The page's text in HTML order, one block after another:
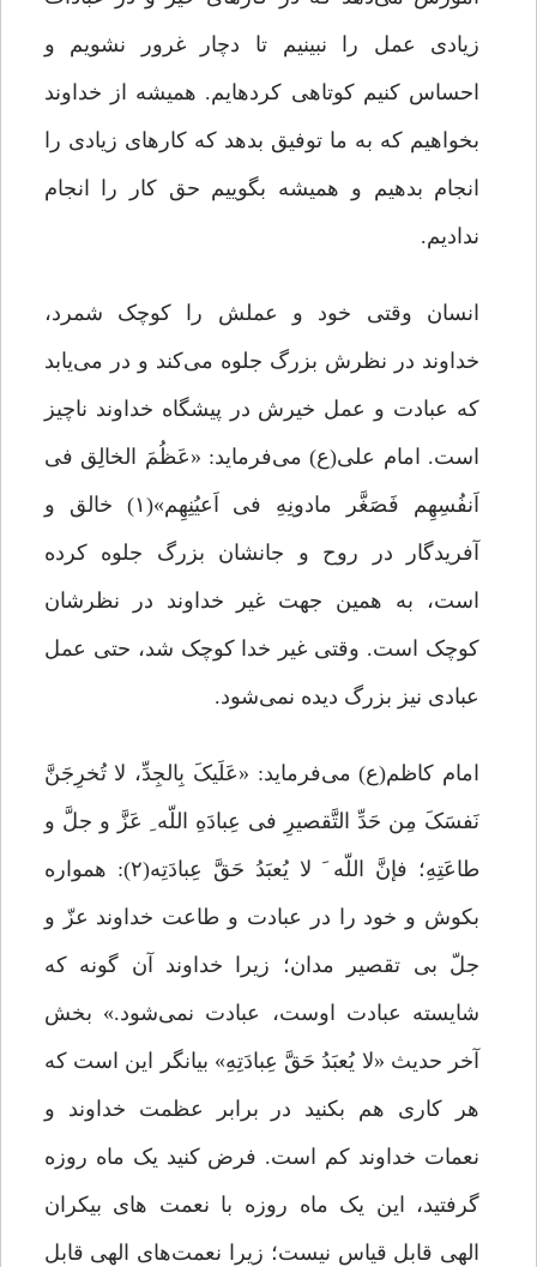
زیادی عمل را نبینیم تا دچار غرور نشویم و
احساس کنیم کوتاهی کردهایم. همیشه از خداوند
بخواهیم که به ما توفیق بدهد که کارهای زیادی را
انجام بدهیم و همیشه بگوییم حق کار را انجام
ندادیم.
انسان وقتی خود و عملش را کوچک شمرد،
خداوند در نظرش بزرگ جلوه می‌کند و در می‌یابد
که عبادت و عمل خیرش در پیشگاه خداوند ناچیز
است. امام علی(ع) می‌فرماید: «عَظُمَ الخالِق فی
اَنفُسِهِم فَصَغَّر مادونِهِ فی اَعیُنِهِم»(۱) خالق و
آفریدگار در روح و جانشان بزرگ جلوه کرده
است، به همین جهت غیر خداوند در نظرشان
کوچک است. وقتی غیر خدا کوچک شد، حتی عمل
عبادی نیز بزرگ دیده نمی‌شود.
امام کاظم(ع) می‌فرماید: «عَلَیکَ بِالجِدِّ، لا تُخرِجَنَّ
نَفسَکَ مِن حَدِّ التَّقصیرِ فی عِبادَهِ اللّه ِ عَزَّ و جلَّ و
طاعَتِهِ؛ فإنَّ اللّه َ لا یُعبَدُ حَقَّ عِبادَتِه(۲): همواره
بکوش و خود را در عبادت و طاعت خداوند عزّ و
جلّ بى تقصیر مدان؛ زیرا خداوند آن گونه که
شایسته عبادت اوست، عبادت نمى‌شود.» بخش
آخر حدیث «لا یُعبَدُ حَقَّ عِبادَتِهِ» بیانگر این است که
هر کاری هم بکنید در برابر عظمت خداوند و
نعمات خداوند کم است. فرض کنید یک ماه روزه
گرفتید، این یک ماه روزه با نعمت های بیکران
الهی قابل قیاس نیست؛ زیرا نعمت‌های الهی قابل